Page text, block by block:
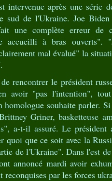
intervenue après une série
sud de l'Ukraine. Joe
une complète erreur de
accueilli à bras ouverts".
mal évalué" la
rencontrer le président
avoir "pas l'intention",
homologue souhaite parler.
Griner, basketteuse
a-t-il assuré. Le président
quoi que ce soit avec la
de l'Ukraine". Dans l'est
annoncé mardi avoir
reconquises par les forces